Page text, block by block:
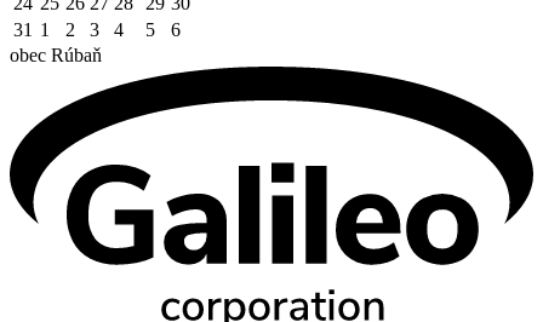
31 1 2 3 4 5
6
obec Rúbaň